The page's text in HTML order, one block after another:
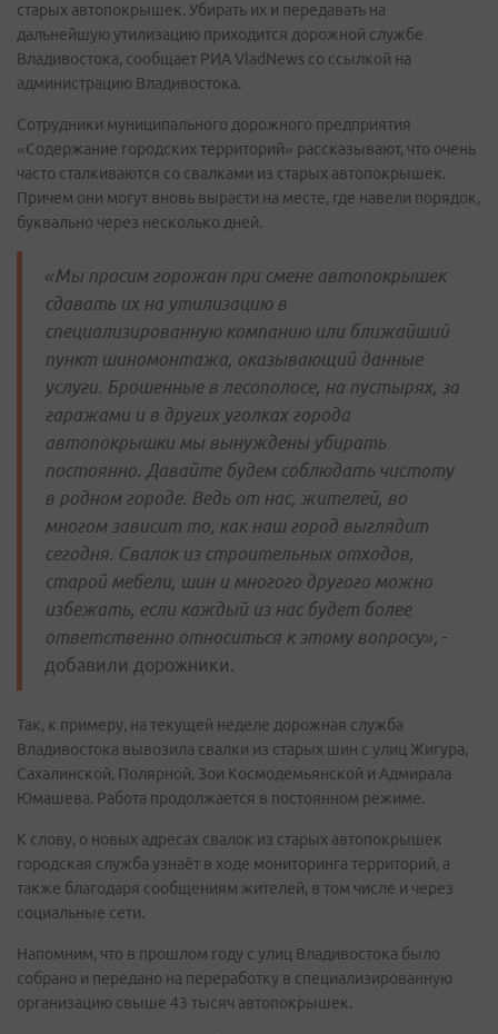
старых автопокрышек. Убирать их и передавать на
дальнейшую утилизацию приходится дорожной службе
Владивостока, сообщает РИА VladNews со ссылкой на
администрацию Владивостока.
Сотрудники муниципального дорожного предприятия
«Содержание городских территорий» рассказывают, что очень
часто сталкиваются со свалками из старых автопокрышек.
Причем они могут вновь вырасти на месте, где навели порядок,
буквально через несколько дней.
«Мы просим горожан при смене автопокрышек
сдавать их на утилизацию в
специализированную компанию или ближайший
пункт шиномонтажа, оказывающий данные
услуги. Брошенные в лесополосе, на пустырях, за
гаражами и в других уголках города
автопокрышки мы вынуждены убирать
постоянно. Давайте будем соблюдать чистоту
в родном городе. Ведь от нас, жителей, во
многом зависит то, как наш город выглядит
сегодня. Свалок из строительных отходов,
старой мебели, шин и многого другого можно
избежать, если каждый из нас будет более
ответственно относиться к этому вопросу», -
добавили дорожники.
Так, к примеру, на текущей неделе дорожная служба
Владивостока вывозила свалки из старых шин с улиц Жигура,
Сахалинской, Полярной, Зои Космодемьянской и Адмирала
Юмашева. Работа продолжается в постоянном режиме.
К слову, о новых адресах свалок из старых автопокрышек
городская служба узнаёт в ходе мониторинга территорий, а
также благодаря сообщениям жителей, в том числе и через
социальные сети.
Напомним, что в прошлом году с улиц Владивостока было
собрано и передано на переработку в специализированную
организацию свыше 43 тысяч автопокрышек.